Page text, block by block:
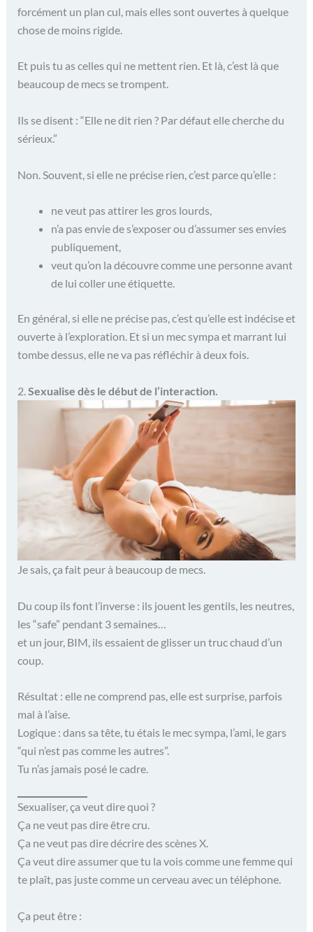
forcément un plan cul, mais elles sont ouvertes à quelque
chose de moins rigide.
Et puis tu as celles qui ne mettent rien. Et là, c’est là que
beaucoup de mecs se trompent.
Ils se disent : “Elle ne dit rien ? Par défaut elle cherche du
sérieux.”
Non. Souvent, si elle ne précise rien, c’est parce qu’elle :
ne veut pas attirer les gros lourds,
n’a pas envie de s’exposer ou d’assumer ses envies
publiquement,
veut qu’on la découvre comme une personne avant
de lui coller une étiquette.
En général, si elle ne précise pas, c’est qu’elle est indécise et
ouverte à l’exploration. Et si un mec sympa et marrant lui
tombe dessus, elle ne va pas réfléchir à deux fois.
2. Sexualise dès le début de l’interaction.
Je sais, ça fait peur à beaucoup de mecs.
Du coup ils font l’inverse : ils jouent les gentils, les neutres,
les “safe” pendant 3 semaines…
et un jour, BIM, ils essaient de glisser un truc chaud d’un
coup.
Résultat : elle ne comprend pas, elle est surprise, parfois
mal à l’aise.
Logique : dans sa tête, tu étais le mec sympa, l’ami, le gars
“qui n’est pas comme les autres”.
Tu n’as jamais posé le cadre.
Sexualiser, ça veut dire quoi ?
Ça ne veut pas dire être cru.
Ça ne veut pas dire décrire des scènes X.
Ça veut dire assumer que tu la vois comme une femme qui
te plaît, pas juste comme un cerveau avec un téléphone.
Ça peut être :